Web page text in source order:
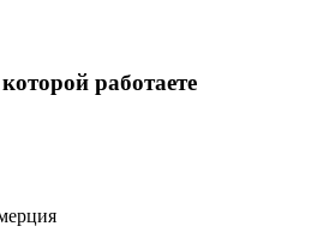
работаете